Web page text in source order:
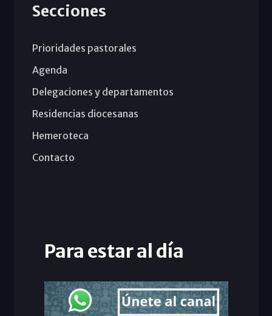
Secciones
Prioridades pastorales
Agenda
Delegaciones y departamentos
Residencias diocesanas
Hemeroteca
Contacto
Para estar al día